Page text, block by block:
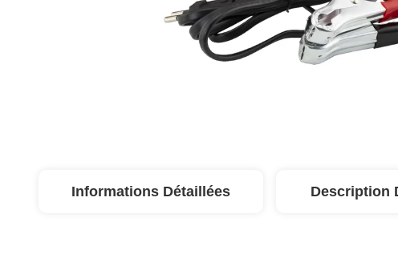
Informations Détaillées Description